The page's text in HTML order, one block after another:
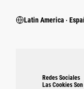
Latin America ‧
Redes Sociales
Las Cookies